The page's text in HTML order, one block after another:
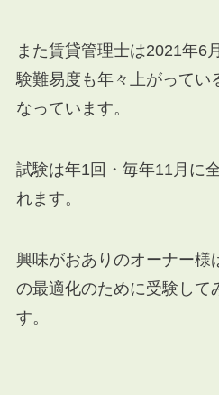
また賃貸管理士は2021年6
験難易度も年々上がってい
なっています。
試験は年1回・毎年11月に
れます。
興味がおありのオーナー様
の最適化のために受験して
す。